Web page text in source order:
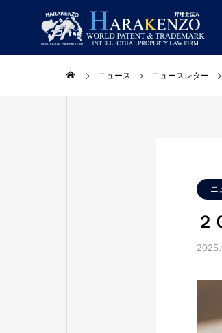
２０２６年８月号【総合】ニ
ニュース ニュースレター
ニ
２